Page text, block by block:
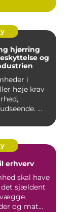
hjørring
og
i
høje krav
...
erhverv
skal have
det sjældent
og mat...